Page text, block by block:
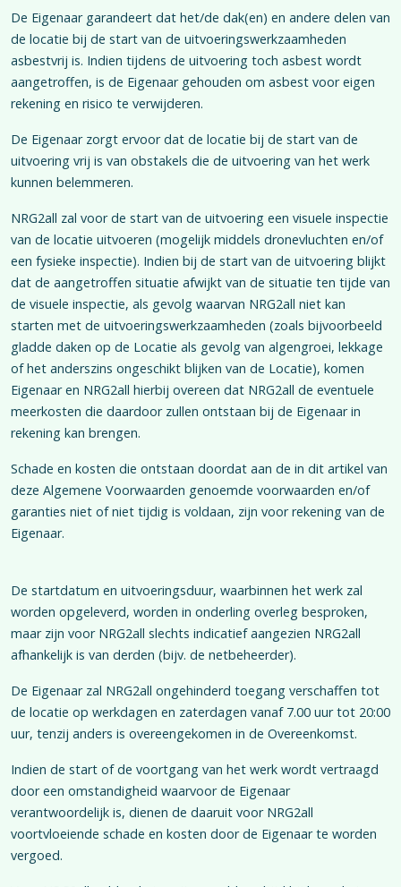
De Eigenaar garandeert dat het/de dak(en) en andere delen van
de locatie bij de start van de uitvoeringswerkzaamheden
asbestvrij is. Indien tijdens de uitvoering toch asbest wordt
aangetroffen, is de Eigenaar gehouden om asbest voor eigen
rekening en risico te verwijderen.
De Eigenaar zorgt ervoor dat de locatie bij de start van de
uitvoering vrij is van obstakels die de uitvoering van het werk
kunnen belemmeren.
NRG2all zal voor de start van de uitvoering een visuele inspectie
van de locatie uitvoeren (mogelijk middels dronevluchten en/of
een fysieke inspectie). Indien bij de start van de uitvoering blijkt
dat de aangetroffen situatie afwijkt van de situatie ten tijde van
de visuele inspectie, als gevolg waarvan NRG2all niet kan
starten met de uitvoeringswerkzaamheden (zoals bijvoorbeeld
gladde daken op de Locatie als gevolg van algengroei, lekkage
of het anderszins ongeschikt blijken van de Locatie), komen
Eigenaar en NRG2all hierbij overeen dat NRG2all de eventuele
meerkosten die daardoor zullen ontstaan bij de Eigenaar in
rekening kan brengen.
Schade en kosten die ontstaan doordat aan de in dit artikel van
deze Algemene Voorwaarden genoemde voorwaarden en/of
garanties niet of niet tijdig is voldaan, zijn voor rekening van de
Eigenaar.
De startdatum en uitvoeringsduur, waarbinnen het werk zal
worden opgeleverd, worden in onderling overleg besproken,
maar zijn voor NRG2all slechts indicatief aangezien NRG2all
afhankelijk is van derden (bijv. de netbeheerder).
De Eigenaar zal NRG2all ongehinderd toegang verschaffen tot
de locatie op werkdagen en zaterdagen vanaf 7.00 uur tot 20:00
uur, tenzij anders is overeengekomen in de Overeenkomst.
Indien de start of de voortgang van het werk wordt vertraagd
door een omstandigheid waarvoor de Eigenaar
verantwoordelijk is, dienen de daaruit voor NRG2all
voortvloeiende schade en kosten door de Eigenaar te worden
vergoed.